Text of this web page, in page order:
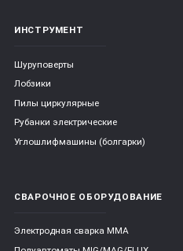
ИНСТРУМЕНТ
Шуруповерты
Лобзики
Пилы циркулярные
Рубанки электрические
Углошлифмашины (болгарки)
СВАРОЧНОЕ ОБОРУДОВАНИЕ
Электродная сварка ММА